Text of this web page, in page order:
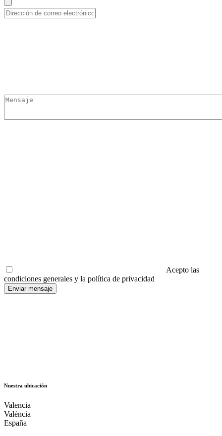
Acepto las
condiciones generales y la política de privacidad
Enviar mensaje
Nuestra ubicación
Valencia
València
España